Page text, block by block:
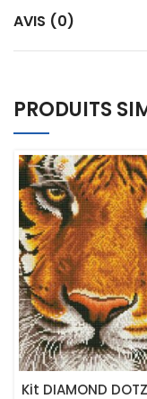
AVIS (0)
PRODUITS
Kit DIAMOND